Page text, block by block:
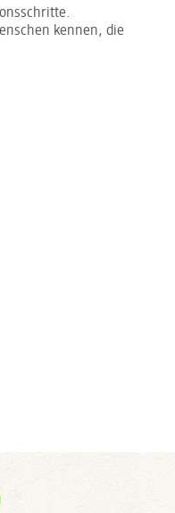
kennen, die